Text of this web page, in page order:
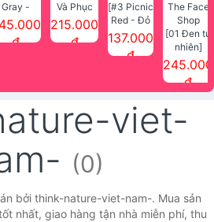
Gray -
Bột
kẻ chân
Shop
đ
Và Phục
Hồi Tóc
Essential
215.000
đ
[#3 Picnic
Red - Đỏ
cam] Son
Face
Shop
137.000
đ
[01 Đen tự
nhiên]
Mascara
che phủ
nước lâu
trôi Quick
Shop
245.000
đ
viet-
(0)
bởi think-nature-viet-nam-. Mua sản
nhất, giao hàng tận nhà miễn phí, thu